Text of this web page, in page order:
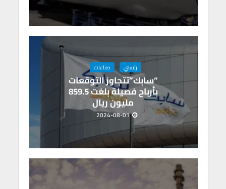
رئيسي صناعات
“سابك”تتجاوز التوقعات
بأرباح فصيلة بلغت 859.5
مليون ريال
2024-08-01